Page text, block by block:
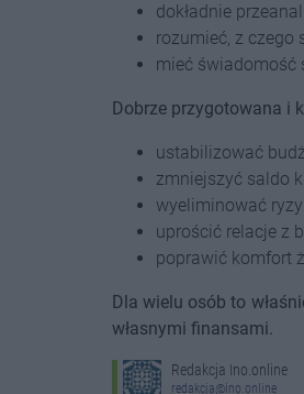
dokładnie
rozumieć, z czego
mieć świadomość
Dobrze przygotowana i
ustabilizować
zmniejszyć saldo
wyeliminować
uprościć relacje z
poprawić komfort
Dla wielu osób to
własnymi finansami.
Redakcja Ino.online
redakcja@ino.online